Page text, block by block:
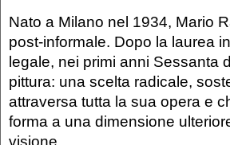
Nato a Milano nel 1934, Mario
post-informale. Dopo la laurea
legale, nei primi anni Sessanta
pittura: una scelta radicale,
attraversa tutta la sua opera e
forma a una dimensione
visione.